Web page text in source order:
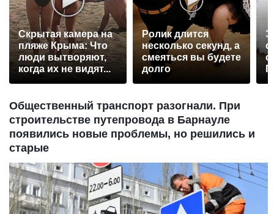
Скрытая камера на
пляже Крыма: Что
люди вытворяют,
когда их не видят...
Ролик длится
несколько секунд, а
смеяться вы будете
долго
Общественный транспорт разогнали. При
строительстве путепровода в Барнауле
появились новые проблемы, но решились и
старые